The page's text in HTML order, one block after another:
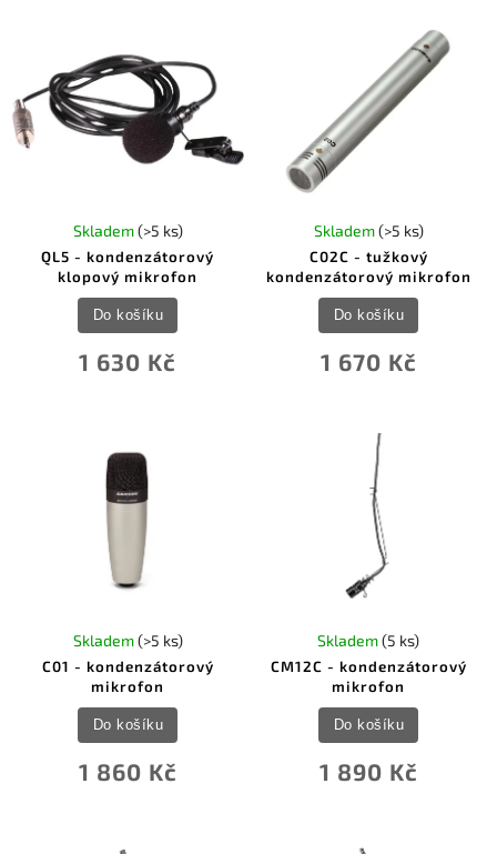
QL5 - kondenzátorový
klopový mikrofon
Skladem(>5 ks)
1 630 Kč
Do košíku
C02C - tužkový
kondenzátorový mikrofon
Skladem(>5 ks)
1 670 Kč
Do košíku
C01 - kondenzátorový
mikrofon
Skladem(>5 ks)
1 860 Kč
Do košíku
CM12C - kondenzátorový
mikrofon
Skladem(5 ks)
1 890 Kč
Do košíku